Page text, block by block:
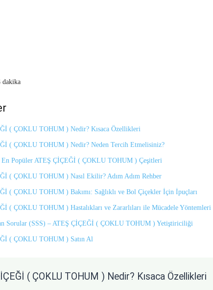
dakika
( ÇOKLU TOHUM ) Nedir? Kısaca Özellikleri
( ÇOKLU TOHUM ) Nedir? Neden Tercih Etmelisiniz?
En Popüler ATEŞ ÇİÇEĞİ ( ÇOKLU TOHUM ) Çeşitleri
( ÇOKLU TOHUM ) Nasıl Ekilir? Adım Adım Rehber
( ÇOKLU TOHUM ) Bakımı: Sağlıklı ve Bol Çiçekler İçin İpuçları
( ÇOKLU TOHUM ) Hastalıkları ve Zararlıları ile Mücadele Yöntemleri
Sorular (SSS) – ATEŞ ÇİÇEĞİ ( ÇOKLU TOHUM ) Yetiştiriciliği
( ÇOKLU TOHUM ) Satın Al
( ÇOKLU TOHUM ) Nedir? Kısaca Özellikleri